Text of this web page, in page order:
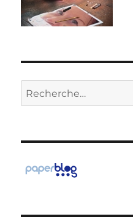
Recherche
pour :